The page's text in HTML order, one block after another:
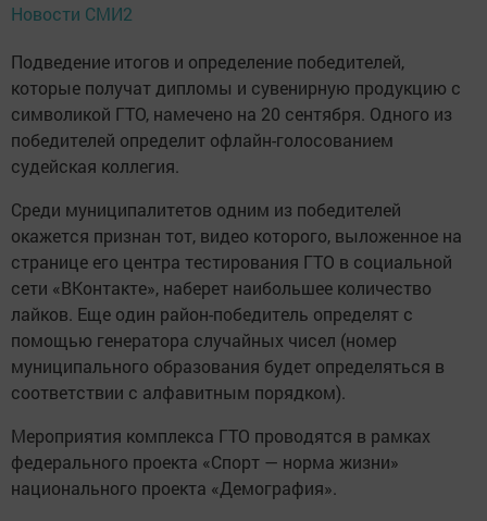
Новости СМИ2
Подведение итогов и определение победителей,
которые получат дипломы и сувенирную продукцию с
символикой ГТО, намечено на 20 сентября. Одного из
победителей определит офлайн-голосованием
судейская коллегия.
Среди муниципалитетов одним из победителей
окажется признан тот, видео которого, выложенное на
странице его центра тестирования ГТО в социальной
сети «ВКонтакте», наберет наибольшее количество
лайков. Еще один район-победитель определят с
помощью генератора случайных чисел (номер
муниципального образования будет определяться в
соответствии с алфавитным порядком).
Мероприятия комплекса ГТО проводятся в рамках
федерального проекта «Спорт — норма жизни»
национального проекта «Демография».